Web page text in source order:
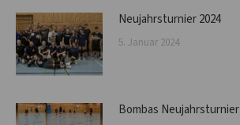
Neujahrsturnier 2024
5. Januar 2024
Bombas Neujahrsturnier